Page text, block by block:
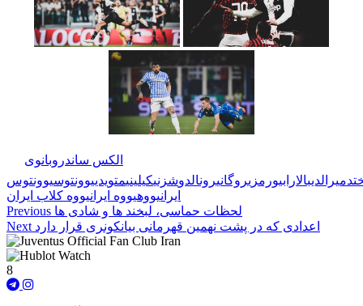
الکس ساندروبانوی
دمیرالدیبالارابیورمزیروگانیرونالدوشزنیکیلینیمتویدییوونتوسیوونتوس
ایرانیووهیووه ایرانیووه کلاب ایران
Previous لحظات حماسی، لبخند ها و شادی ها
Next اعدادی که در پشت نهمین قهرمانی بیانکونری قرار دارد
8